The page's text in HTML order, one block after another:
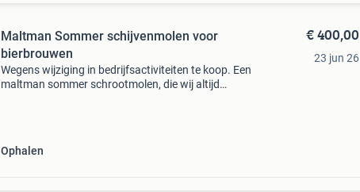
Maltman Sommer schijvenmolen voor
bierbrouwen
Wegens wijziging in bedrijfsactiviteiten te koop. Een
maltman sommer schrootmolen, die wij altijd
Ophalen
€ 400,00
23 jun 26